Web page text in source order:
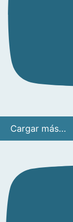
Cargar más...